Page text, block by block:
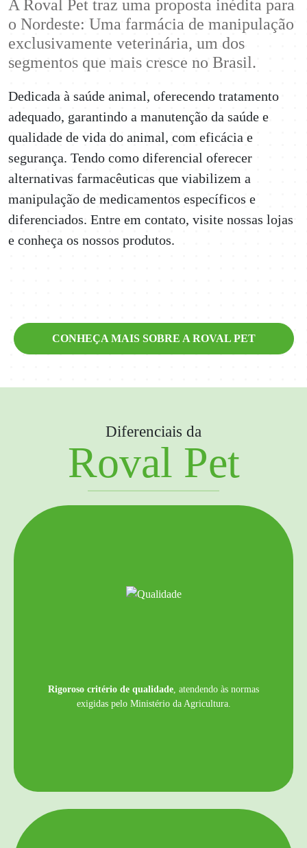
A Roval Pet traz uma proposta inédita para
o Nordeste: Uma farmácia de manipulação
exclusivamente veterinária, um dos
segmentos que mais cresce no Brasil.
Dedicada à saúde animal, oferecendo tratamento
adequado, garantindo a manutenção da saúde e
qualidade de vida do animal, com eficácia e
segurança. Tendo como diferencial oferecer
alternativas farmacêuticas que viabilizem a
manipulação de medicamentos específicos e
diferenciados. Entre em contato, visite nossas lojas
e conheça os nossos produtos.
CONHEÇA MAIS SOBRE A ROVAL PET
Diferenciais da
Roval Pet
Rigoroso critério de qualidade, atendendo às normas
exigidas pelo Ministério da Agricultura.